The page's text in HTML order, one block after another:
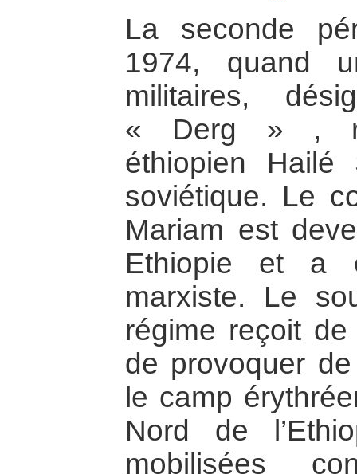
La seconde
1974, quand
militaires,
« Derg » ,
éthiopien Hailé
soviétique. Le
Mariam est
Ethiopie et a
marxiste. Le
régime reçoit
de provoquer
le camp
Nord de
mobilisées